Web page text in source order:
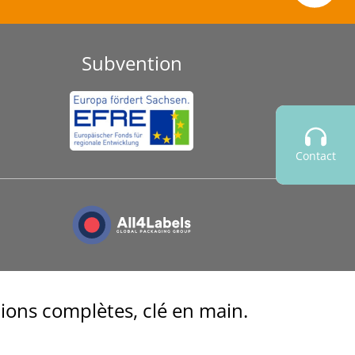
Contact
Subvention
complètes, clé en main.